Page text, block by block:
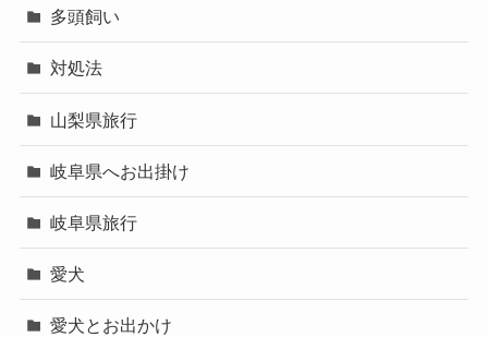
多頭飼い
対処法
山梨県旅行
岐阜県へお出掛け
岐阜県旅行
愛犬
愛犬とお出かけ